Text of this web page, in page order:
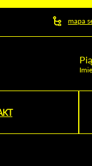
mapa